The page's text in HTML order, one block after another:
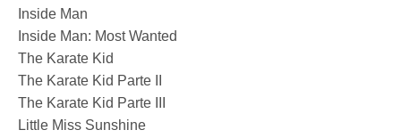
Inside Man
Inside Man: Most Wanted
The Karate Kid
The Karate Kid Parte II
The Karate Kid Parte III
Little Miss Sunshine